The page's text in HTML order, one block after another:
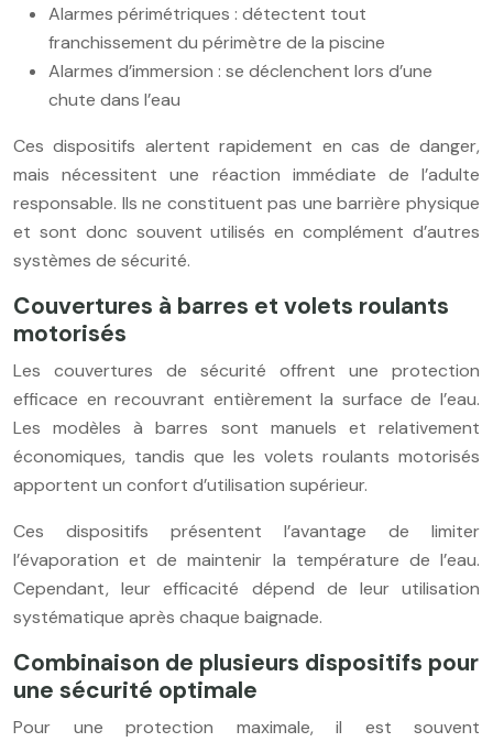
Alarmes périmétriques : détectent tout
franchissement du périmètre de la piscine
Alarmes d’immersion : se déclenchent lors d’une
chute dans l’eau
Ces dispositifs alertent rapidement en cas de danger,
mais nécessitent une réaction immédiate de l’adulte
responsable. Ils ne constituent pas une barrière physique
et sont donc souvent utilisés en complément d’autres
systèmes de sécurité.
Couvertures à barres et volets roulants
motorisés
Les couvertures de sécurité offrent une protection
efficace en recouvrant entièrement la surface de l’eau.
Les modèles à barres sont manuels et relativement
économiques, tandis que les volets roulants motorisés
apportent un confort d’utilisation supérieur.
Ces dispositifs présentent l’avantage de limiter
l’évaporation et de maintenir la température de l’eau.
Cependant, leur efficacité dépend de leur utilisation
systématique après chaque baignade.
Combinaison de plusieurs dispositifs pour
une sécurité optimale
Pour une protection maximale, il est souvent